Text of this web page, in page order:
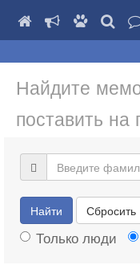
Найдите
поставить на
Найти Сбросить
Только люди